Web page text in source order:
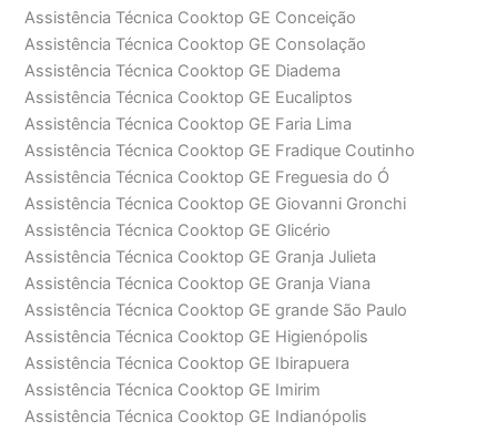
Assistência Técnica Cooktop GE Conceição
Assistência Técnica Cooktop GE Consolação
Assistência Técnica Cooktop GE Diadema
Assistência Técnica Cooktop GE Eucaliptos
Assistência Técnica Cooktop GE Faria Lima
Assistência Técnica Cooktop GE Fradique Coutinho
Assistência Técnica Cooktop GE Freguesia do Ó
Assistência Técnica Cooktop GE Giovanni Gronchi
Assistência Técnica Cooktop GE Glicério
Assistência Técnica Cooktop GE Granja Julieta
Assistência Técnica Cooktop GE Granja Viana
Assistência Técnica Cooktop GE grande São Paulo
Assistência Técnica Cooktop GE Higienópolis
Assistência Técnica Cooktop GE Ibirapuera
Assistência Técnica Cooktop GE Imirim
Assistência Técnica Cooktop GE Indianópolis